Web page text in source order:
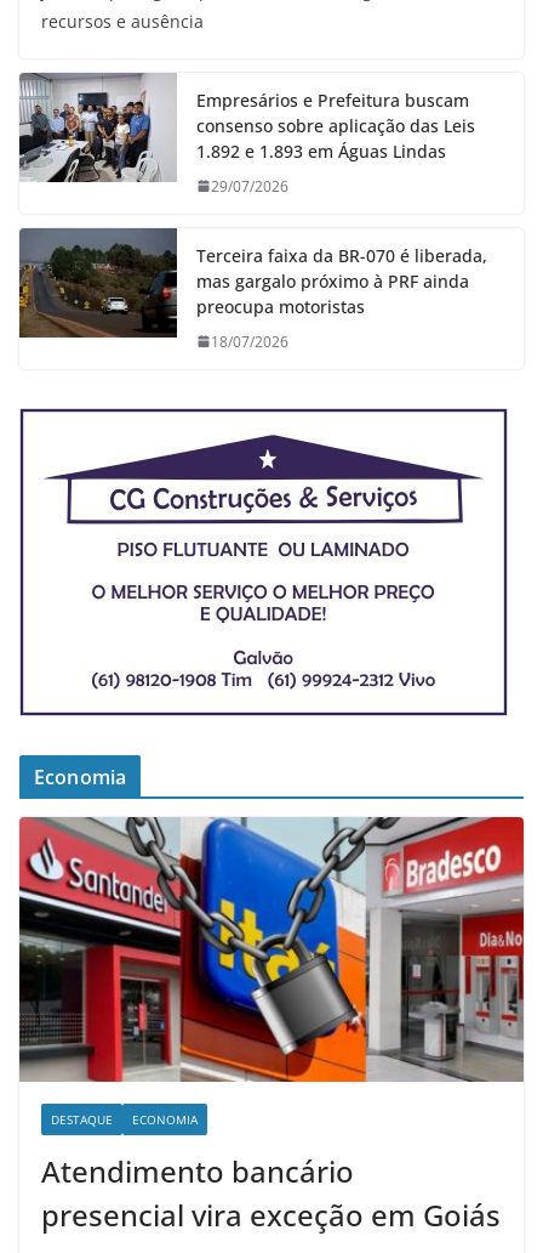
recursos e ausência
Empresários e Prefeitura buscam
consenso sobre aplicação das Leis
1.892 e 1.893 em Águas Lindas
29/07/2026
Terceira faixa da BR-070 é liberada,
mas gargalo próximo à PRF ainda
preocupa motoristas
18/07/2026
Economia
DESTAQUE ECONOMIA
Atendimento bancário
presencial vira exceção em Goiás